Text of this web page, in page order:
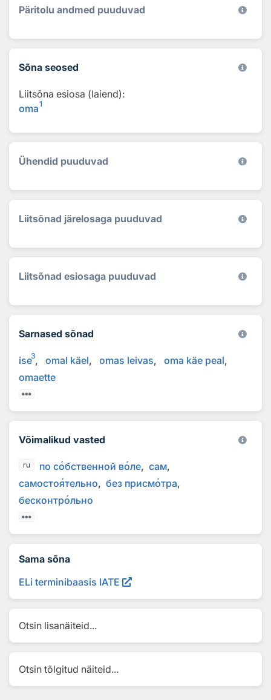
Päritolu andmed puuduvad
Sõna seosed
Liitsõna esiosa (laiend):
oma1
Ühendid puuduvad
Liitsõnad järelosaga puuduvad
Liitsõnad esiosaga puuduvad
Sarnased sõnad
ise3 omal käel omas leivas
oma käe peal
omaette
Võimalikud vasted
ru по собственной воле
сам
самостоятельно без присмотра
бесконтрольно
Sama sõna
ELi terminibaasis IATE
Otsin lisanäiteid...
Otsin tõlgitud näiteid...